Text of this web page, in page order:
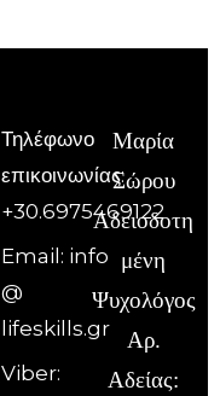
Τηλέφωνο
επικοινωνίας:
+30.6975469122
Email: info
@
lifeskills.gr
Viber:
Μαρία
Σώρου
Αδειοδοτη
μένη
Ψυχολόγος
Αρ.
Αδείας: